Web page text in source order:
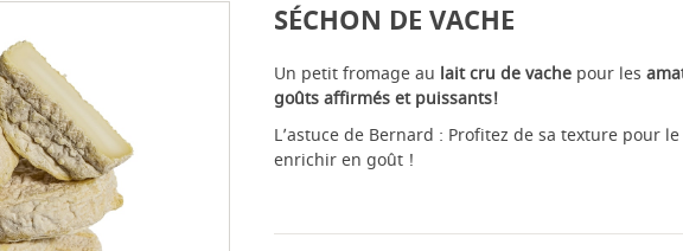
SÉCHON DE VACHE
Un petit fromage au lait cru de vache pour les
goûts affirmés et puissants!
L’astuce de Bernard : Profitez de sa texture pour
enrichir en goût !